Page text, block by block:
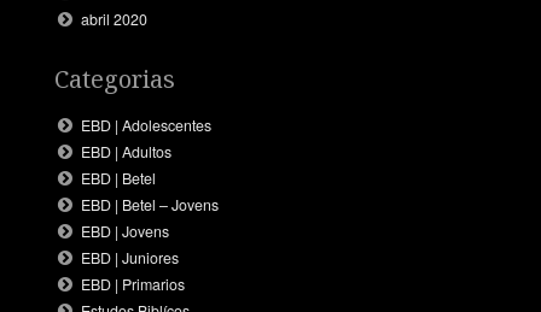
abril 2020
Categorias
EBD | Adolescentes
EBD | Adultos
EBD | Betel
EBD | Betel – Jovens
EBD | Jovens
EBD | Juniores
EBD | Primarios